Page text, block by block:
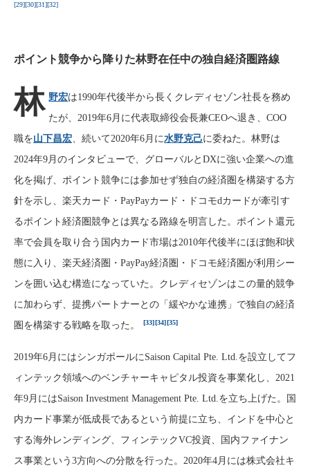
[29][30][31][32]
ポイント競争から降りた林野在任中の独自経済圏路線
林 野宏は1990年代後半から長くクレディセゾン社長を務め
たが、2019年6月に代表取締役会長兼CEOへ退き、COO
職を山下昌宏、続いて2020年6月に水野克己に委ねた。林野は
2024年9月のインタビューで、グローバルとDXに強い企業への進
化を掲げ、ポイント競争には参加せず独自の経済圏を構築する方
針を示し、楽天カード・PayPayカード・ドコモdカードが牽引す
るポイント経済圏競争とは異なる路線を明言した。ポイント還元
率で会員を取り合う国内カード市場は2010年代後半にほぼ飽和状
態に入り、楽天経済圏・PayPay経済圏・ドコモ経済圏が利用シー
ンを囲い込む構造になっていた。クレディセゾンはこの量的競争
に加わらず、提携パートナーとの「緩やかな連携」で独自の経済
圏を構築する戦略を取った。
[33][34][35]
2019年6月にはシンガポールにSaison Capital Pte. Ltd.を設立してフ
ィンテック領域へのベンチャーキャピタル投資を事業化し、2021
年9月にはSaison Investment Management Pte. Ltd.を立ち上げた。国
内カード事業が低成長であるという前提に立ち、インドを中心と
する海外レンディング、フィンテックVC投資、国内ファイナン
ス事業という3方向への分散を行った。2020年4月には株式会社キ